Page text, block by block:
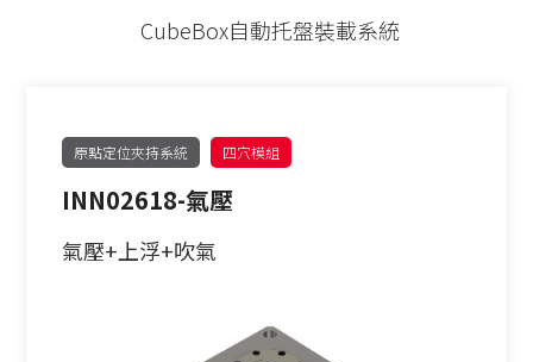
PITCH52
單定位Ｌ底板
三面錐塔
立柱
62型
30-60公斤
60-150公斤
機械手臂客製化
自動氣壓虎鉗
CubeBox自動托盤裝載系統
原點定位夾持系統 四穴模組
INN02618-氣壓
氣壓+上浮+吹氣